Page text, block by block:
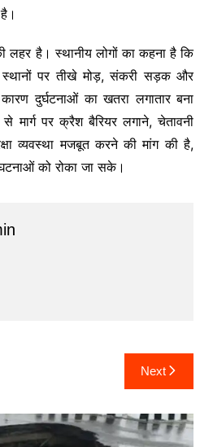
लहर है। स्थानीय लोगों का कहना है कि
स्थानों पर तीखे मोड़, संकरी सड़क और
दुर्घटनाओं का खतरा लगातार बना
मार्ग पर क्रैश बैरियर लगाने, चेतावनी
व्यवस्था मजबूत करने की मांग की है,
को रोका जा सके।
Next